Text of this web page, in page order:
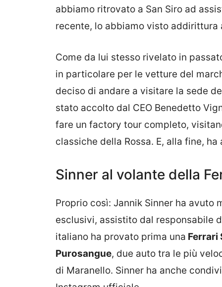
abbiamo ritrovato a San Siro ad
recente, lo abbiamo visto
Come da lui stesso rivelato in
in particolare per le vetture del
deciso di andare a visitare la sede
stato accolto dal CEO Benedetto
fare un factory tour completo,
classiche della Rossa. E, alla fine,
Sinner al volante della
Proprio così: Jannik Sinner ha avuto
esclusivi, assistito dal responsabile
italiano ha provato prima una Ferrari
Purosangue, due auto tra le più
di Maranello. Sinner ha anche